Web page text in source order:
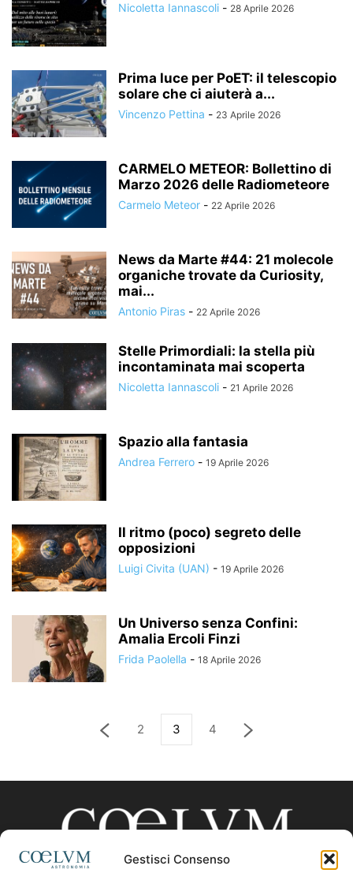
Gestisci Consenso
Nicoletta Iannascoli - 28 Aprile 2026
Prima luce per PoET: il telescopio
solare che ci aiuterà a...
Vincenzo Pettina - 23 Aprile 2026
CARMELO METEOR: Bollettino di
Marzo 2026 delle Radiometeore
Carmelo Meteor - 22 Aprile 2026
News da Marte #44: 21 molecole
organiche trovate da Curiosity,
mai...
Antonio Piras - 22 Aprile 2026
Stelle Primordiali: la stella più
incontaminata mai scoperta
Nicoletta Iannascoli - 21 Aprile 2026
Spazio alla fantasia
Andrea Ferrero - 19 Aprile 2026
Il ritmo (poco) segreto delle
opposizioni
Luigi Civita (UAN) - 19 Aprile 2026
Un Universo senza Confini:
Amalia Ercoli Finzi
Frida Paolella - 18 Aprile 2026
2 3 4